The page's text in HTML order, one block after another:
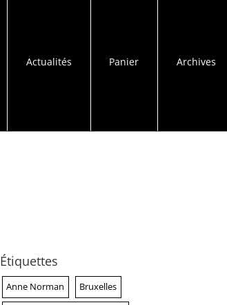
Actualités Panier Archives
Étiquettes
Anne Norman Bruxelles